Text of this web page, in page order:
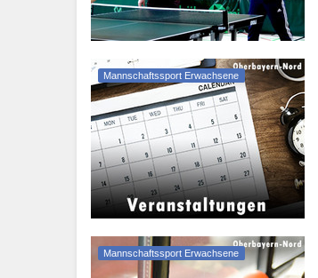
Mannschaftssport Erwachsene
Mannschaftssport Erwachsene